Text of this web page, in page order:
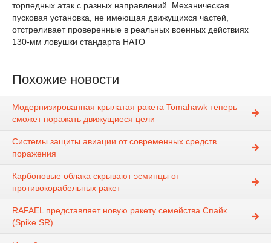
торпедных атак с разных направлений. Механическая
пусковая установка, не имеющая движущихся частей,
отстреливает проверенные в реальных военных действиях
130-мм ловушки стандарта НАТО
Похожие новости
Модернизированная крылатая ракета Tomahawk теперь
сможет поражать движущиеся цели
Системы защиты авиации от современных средств
поражения
Карбоновые облака скрывают эсминцы от
противокорабельных ракет
RAFAEL представляет новую ракету семейства Спайк
(Spike SR)